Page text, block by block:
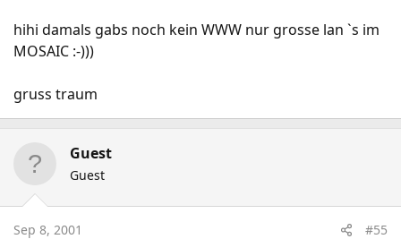
hihi damals gabs noch kein WWW nur grosse lan `s im
MOSAIC :-)))
gruss traum
Guest
Guest
Sep 8, 2001 #55